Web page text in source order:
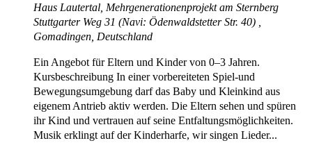
Haus Lautertal, Mehrgenerationenprojekt am Sternberg
Stuttgarter Weg 31 (Navi: Ödenwaldstetter Str. 40) ,
Gomadingen, Deutschland
Ein Angebot für Eltern und Kinder von 0–3 Jahren.
Kursbeschreibung In einer vorbereiteten Spiel-und
Bewegungsumgebung darf das Baby und Kleinkind aus
eigenem Antrieb aktiv werden. Die Eltern sehen und spüren
ihr Kind und vertrauen auf seine Entfaltungsmöglichkeiten.
Musik erklingt auf der Kinderharfe, wir singen Lieder...